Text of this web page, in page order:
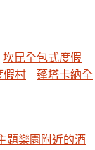
坎昆全包式度假
假村
蓬塔卡納全
題樂園附近的酒